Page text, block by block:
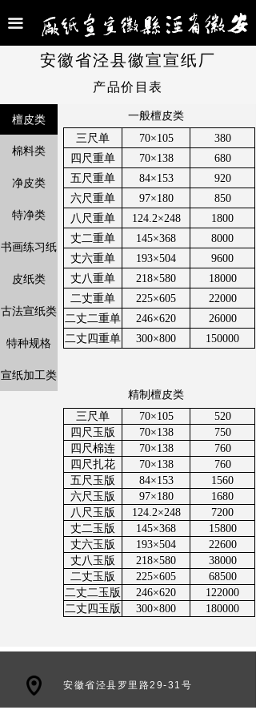
끀
首页
公司介绍
合作名家
新闻中心
产品价目表
联系我们
安徽省泾县徽宣宣纸厂
产品价目表
檀皮类
净皮类
特净类
棉料类
书画练习纸
皮纸类
古法宣纸类
特种规格
一般檀皮类
精制檀皮类
三尺单 70×105
380
四尺重单
70×138
680
五尺重单
84×153
920
六尺重单
97×180
850
八尺重单
124.2×248
1800
丈二重单
145×368
8000
丈六重单
193×504
9600
丈八重单
218×580
18000
二丈重单
225×605
22000
二丈二重单
246×620
26000
二丈四重单
300×800 150000
三尺单 70×105
520
四尺玉版
70×138
750
四尺棉连
70×138
760
四尺扎花
70×138
760
五尺玉版
84×153
1560
六尺玉版
97×180
1680
八尺玉版
124.2×248
7200
丈二玉版
145×368
15800
丈六玉版
193×504
22600
丈八玉版
218×580
38000
二丈玉版
225×605
68500
二丈二玉版
246×620
122000
二丈四玉版
300×800 180000
宣纸加工类
安徽省泾县罗里路29-31号